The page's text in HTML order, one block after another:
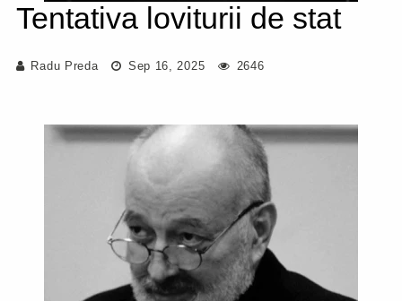
Tentativa loviturii de stat
Radu Preda Sep 16, 2025 2646